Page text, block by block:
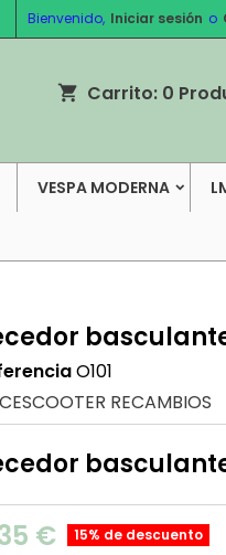
Bienvenido, Iniciar sesión o
shopping_cart Carrito: 0
VESPA MODERNA
O101
RECAMBIOS
€ 15% de descuento